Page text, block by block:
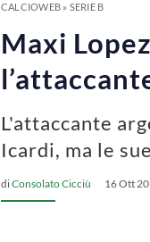
CALCIOWEB» SERIE B
Maxi
L'attaccante
Icardi, ma le
diConsolato Cicciù 16 Ott